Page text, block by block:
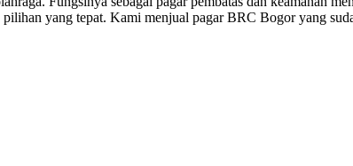
yang tepat. Kami menjual pagar BRC Bogor yang